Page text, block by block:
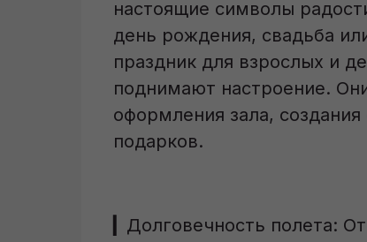
настоящие символы
день рождения, свадьба
праздник для взрослых и
поднимают настроение.
оформления зала,
подарков.
▎Долговечность полета: